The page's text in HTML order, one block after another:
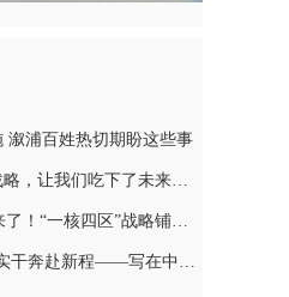
溆浦百姓热切期盼这些事
溆浦“一核四区”新战略，让我们吃下了未来发展“定心丸”
溆浦发展黄金五年来了！“一核四区”战略铺展全域振兴新图景
以九风立心铸魂 以实干奔赴新程——写在中共溆浦县第十四次代表大会胜利闭幕之际